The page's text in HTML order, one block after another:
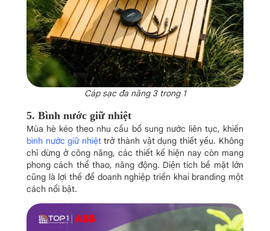
Cáp sạc đa năng 3 trong 1
5. Bình nước giữ nhiệt
Mùa hè kéo theo nhu cầu bổ sung nước liên tục, khiến
bình nước giữ nhiệttrở thành vật dụng thiết yếu. Không
chỉ dừng ở công năng, các thiết kế hiện nay còn mang
phong cách thể thao, năng động. Diện tích bề mặt lớn
cũng là lợi thế để doanh nghiệp triển khai branding một
cách nổi bật.